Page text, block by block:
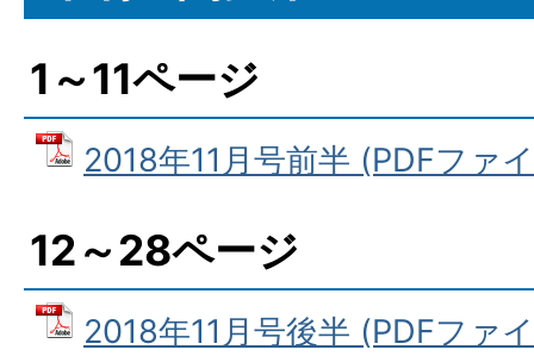
1～11ページ
2018年11月号前半 (PDFファ
12～28ページ
2018年11月号後半 (PDFファ